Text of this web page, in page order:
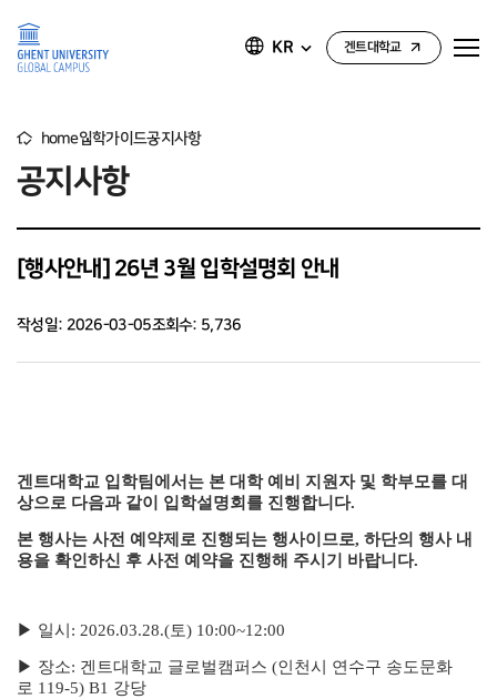
KR 겐트대학교
home입학가이드공지사항
공지사항
[행사안내] 26년 3월 입학설명회 안내
작성일: 2026-03-05조회수: 5,736
겐트대학교 입학팀에서는 본 대학 예비 지원자 및 학부모를 대
상으로 다음과 같이 입학설명회를 진행합니다.
본 행사는 사전 예약제로 진행되는 행사이므로, 하단의 행사 내
용을 확인하신 후 사전 예약을 진행해 주시기 바랍니다.
▶ 일시: 2026.03.28.(토) 10:00~12:00
▶ 장소: 겐트대학교 글로벌캠퍼스 (인천시 연수구 송도문화
로 119-5) B1 강당